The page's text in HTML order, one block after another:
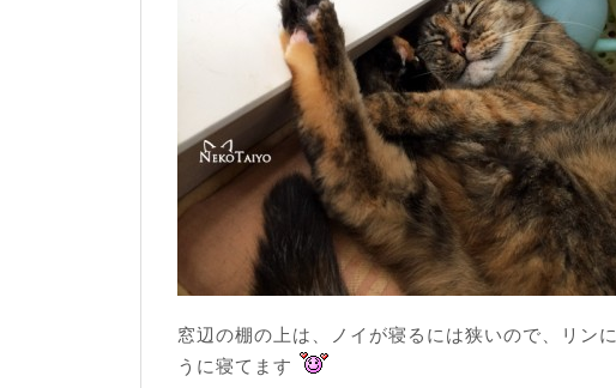
窓辺の棚の上は、ノイが寝るには狭いので、リン
うに寝てます